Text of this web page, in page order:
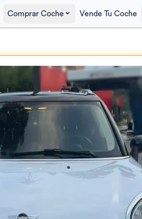
Comprar Coche Vende Tu Coche
8.000€